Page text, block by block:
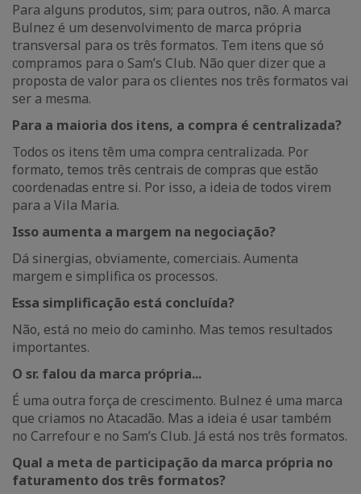
Para alguns produtos, sim; para outros, não. A marca
Bulnez é um desenvolvimento de marca própria
transversal para os três formatos. Tem itens que só
compramos para o Sam’s Club. Não quer dizer que a
proposta de valor para os clientes nos três formatos vai
ser a mesma.
Para a maioria dos itens, a compra é centralizada?
Todos os itens têm uma compra centralizada. Por
formato, temos três centrais de compras que estão
coordenadas entre si. Por isso, a ideia de todos virem
para a Vila Maria.
Isso aumenta a margem na negociação?
Dá sinergias, obviamente, comerciais. Aumenta
margem e simplifica os processos.
Essa simplificação está concluída?
Não, está no meio do caminho. Mas temos resultados
importantes.
O sr. falou da marca própria...
É uma outra força de crescimento. Bulnez é uma marca
que criamos no Atacadão. Mas a ideia é usar também
no Carrefour e no Sam’s Club. Já está nos três formatos.
Qual a meta de participação da marca própria no
faturamento dos três formatos?